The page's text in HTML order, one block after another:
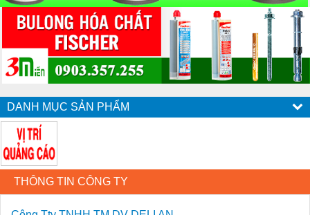
DANH MỤC SẢN PHẨM
THÔNG TIN CÔNG TY